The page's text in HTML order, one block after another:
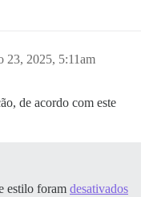
23, 2025, 5:11am
de acordo com este
estilo foram desativados